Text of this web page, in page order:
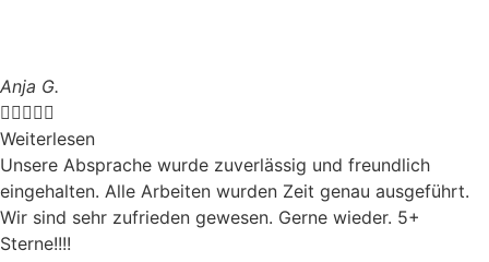
Anja G.

Weiterlesen
Unsere Absprache wurde zuverlässig und freundlich
eingehalten. Alle Arbeiten wurden Zeit genau ausgeführt.
Wir sind sehr zufrieden gewesen. Gerne wieder. 5+
Sterne!!!!